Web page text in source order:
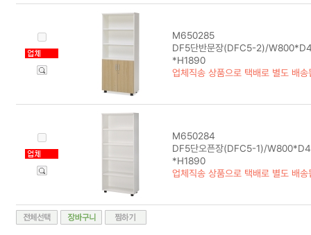
M650285
DF5단반문장(DFC5-2)/
*H1890
업체직송 상품으로 택배로 별도 배송
M650284
DF5단오픈장(DFC5-1)/
*H1890
업체직송 상품으로 택배로 별도 배송